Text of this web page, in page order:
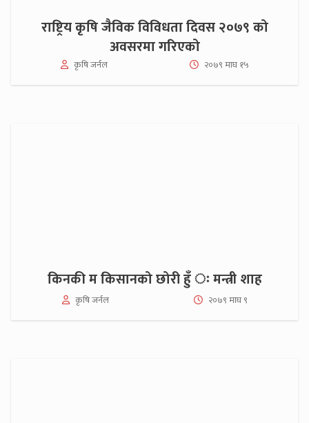
राष्ट्रिय कृषि जैविक विविधता दिवस २०७९ को
अवसरमा गरिएको
कृषि जर्नल २०७९ माघ १५
किनकी म किसानको छोरी हुँ ः मन्त्री शाह
कृषि जर्नल २०७९ माघ ९